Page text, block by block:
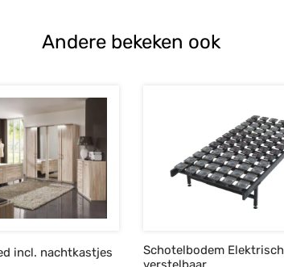
Andere bekeken ook
incl. nachtkastjes
Schotelbodem Elektrisch